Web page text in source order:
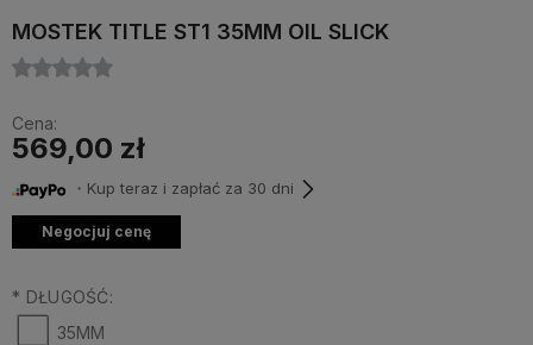
MOSTEK TITLE ST1 35MM OIL SLICK
Cena:
569,00 zł
・Kup teraz i zapłać za 30 dni
Negocjuj cenę
* DŁUGOŚĆ:
35MM